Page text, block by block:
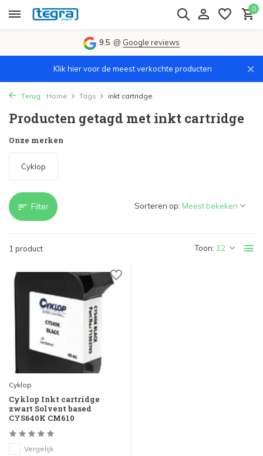
0
9.5 @ Google reviews
Klik hier voor de meest verkochte producten
Terug Home Tags inkt cartridge
Producten getagd met inkt cartridge
Onze merken
Cyklop
Filter
1 product Toon:
Sorteren op:
Cyklop
Cyklop Inkt cartridge
zwart Solvent based
CYS640K CM610
Vergelijk